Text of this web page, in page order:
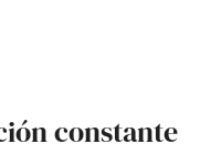
constante